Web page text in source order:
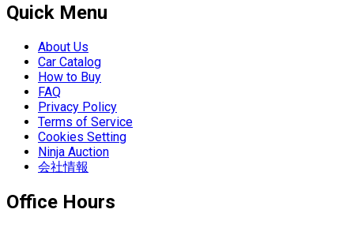
Quick Menu
About Us
Car Catalog
How to Buy
FAQ
Privacy Policy
Terms of Service
Cookies Setting
Ninja Auction
会社情報
Office Hours